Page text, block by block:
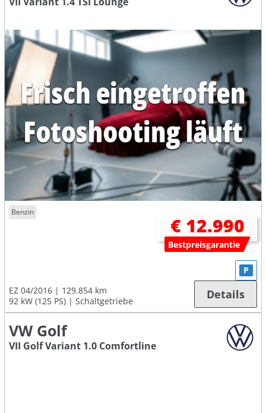
Benzin
€ 12.990
Bestpreisgarantie
EZ 04/2016
129.854 km
92 kW (125 PS)
Schaltgetriebe
P
Details
VW Golf
VII Golf Variant 1.0 Comfortline